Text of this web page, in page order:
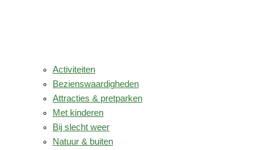
Activiteiten
Bezienswaardigheden
Attracties & pretparken
Met kinderen
Bij slecht weer
Natuur & buiten